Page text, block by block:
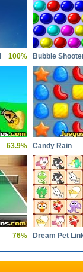
100%
63.9% Candy Rain
76%